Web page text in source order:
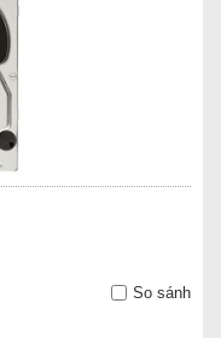
So sánh